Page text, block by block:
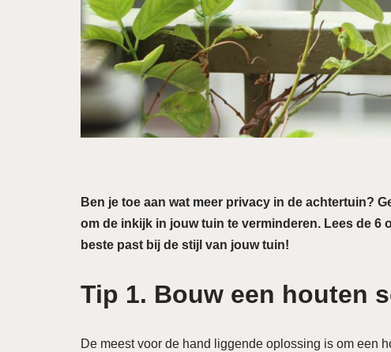
Ben je toe aan wat meer privacy in de achtertuin?
om de inkijk in jouw tuin te verminderen. Lees de
beste past bij de stijl van jouw tuin!
Tip 1. Bouw een houten
De meest voor de hand liggende oplossing is om een